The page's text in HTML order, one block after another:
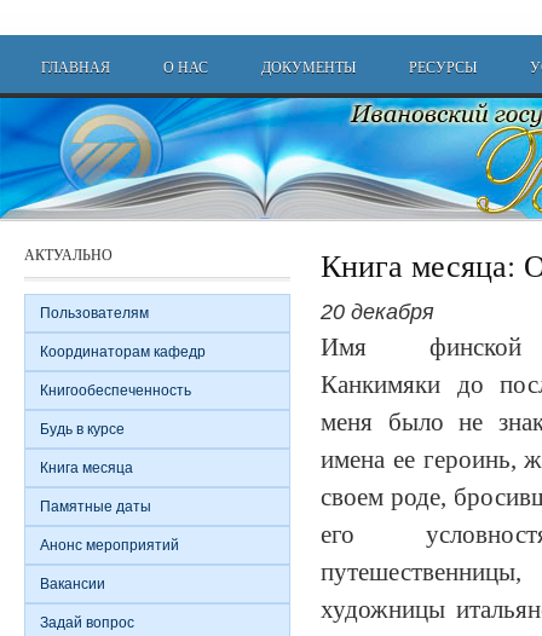
Main menu
ГЛАВНАЯ О НАС ДОКУМЕНТЫ РЕСУРСЫ
Книга месяца:
20 декабря
Имя финской
Канкимяки до
меня было не
имена ее героинь,
своем роде,
его
художницы
АКТУАЛЬНО
Пользователям
Координаторам кафедр
Книгообеспеченность
Будь в курсе
Книга месяца
Памятные даты
Анонс мероприятий
Вакансии
Задай вопрос